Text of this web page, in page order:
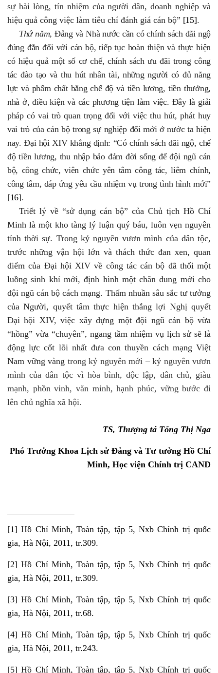
sự hài lòng, tín nhiệm của người dân, doanh nghiệp và
hiệu quả công việc làm tiêu chí đánh giá cán bộ” [15].
Thứ năm, Đảng và Nhà nước cần có chính sách đãi ngộ
đúng đắn đối với cán bộ, tiếp tục hoàn thiện và thực hiện
có hiệu quả một số cơ chế, chính sách ưu đãi trong công
tác đào tạo và thu hút nhân tài, những người có đủ năng
lực và phẩm chất bằng chế độ và tiền lương, tiền thưởng,
nhà ở, điều kiện và các phương tiện làm việc. Đây là giải
pháp có vai trò quan trọng đối với việc thu hút, phát huy
vai trò của cán bộ trong sự nghiệp đổi mới ở nước ta hiện
nay. Đại hội XIV khẳng định: “Có chính sách đãi ngộ, chế
độ tiền lương, thu nhập bảo đảm đời sống để đội ngũ cán
bộ, công chức, viên chức yên tâm công tác, liêm chính,
công tâm, đáp ứng yêu cầu nhiệm vụ trong tình hình mới”
[16].
Triết lý về “sử dụng cán bộ” của Chủ tịch Hồ Chí
Minh là một kho tàng lý luận quý báu, luôn vẹn nguyên
tính thời sự. Trong kỷ nguyên vươn mình của dân tộc,
trước những vận hội lớn và thách thức đan xen, quan
điểm của Đại hội XIV về công tác cán bộ đã thổi một
luồng sinh khí mới, định hình một chân dung mới cho
đội ngũ cán bộ cách mạng. Thấm nhuần sâu sắc tư tưởng
của Người, quyết tâm thực hiện thắng lợi Nghị quyết
Đại hội XIV, việc xây dựng một đội ngũ cán bộ vừa
“hồng” vừa “chuyên”, ngang tầm nhiệm vụ lịch sử sẽ là
động lực cốt lõi nhất đưa con thuyền cách mạng Việt
Nam vững vàng trong kỷ nguyên mới – kỷ nguyên vươn
mình của dân tộc vì hòa bình, độc lập, dân chủ, giàu
mạnh, phồn vinh, văn minh, hạnh phúc, vững bước đi
lên chủ nghĩa xã hội.
TS, Thượng tá Tống Thị Nga
Phó Trưởng Khoa Lịch sử Đảng và Tư tưởng Hồ Chí
Minh, Học viện Chính trị CAND
[1] Hồ Chí Minh, Toàn tập, tập 5, Nxb Chính trị quốc
gia, Hà Nội, 2011, tr.309.
[2] Hồ Chí Minh, Toàn tập, tập 5, Nxb Chính trị quốc
gia, Hà Nội, 2011, tr.309.
[3] Hồ Chí Minh, Toàn tập, tập 5, Nxb Chính trị quốc
gia, Hà Nội, 2011, tr.68.
[4] Hồ Chí Minh, Toàn tập, tập 5, Nxb Chính trị quốc
gia, Hà Nội, 2011, tr.243.
[5] Hồ Chí Minh, Toàn tập, tập 5, Nxb Chính trị quốc